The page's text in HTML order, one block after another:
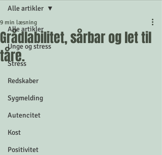
Alle artikler
Unge og stress
Stress
Redskaber
Sygmelding
Autencitet
Kost
Positivitet
Alle artikler
Grådlabilitet, sårbar og let til
tåre.
9 min læsning